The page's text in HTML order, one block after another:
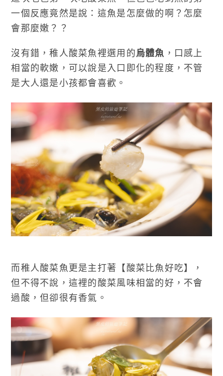
一個反應竟然是說：這魚是怎麼做的啊？怎麼
會那麼嫩？？
沒有錯，稚人酸菜魚裡選用的烏體魚 ，口感上
相當的軟嫩，可以說是入口即化的程度，不管
是大人還是小孩都會喜歡。
而稚人酸菜魚更是主打著【酸菜比魚好吃】，
但不得不說，這裡的酸菜風味相當的好，不會
過酸，但卻很有香氣。